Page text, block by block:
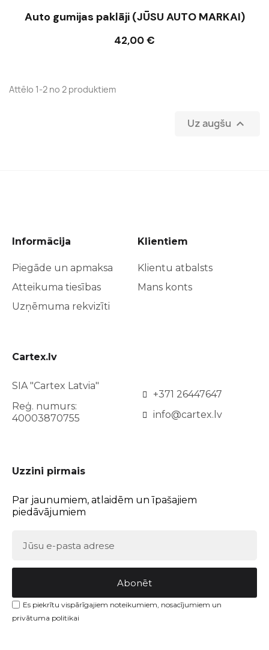
Auto gumijas paklāji (JŪSU AUTO MARKAI)
42,00 €
Ielikt grozā
Attēlo 1-2 no 2 produktiem
Uz augšu 
Informācija
Piegāde un apmaksa
Atteikuma tiesības
Uzņēmuma rekvizīti
Klientiem
Klientu atbalsts
Mans konts
Cartex.lv
SIA "Cartex Latvia"
Reģ. numurs:
40003870755
+371 26447647
info@cartex.lv
Uzzini pirmais
Par jaunumiem, atlaidēm un īpašajiem
piedāvājumiem
Abonēt
Es piekrītu vispārīgajiem noteikumiem, nosacījumiem un
privātuma politikai